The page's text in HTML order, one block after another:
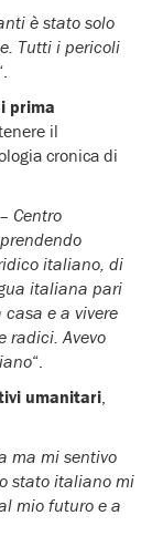
è stato solo
Tutti i pericoli
prima
il
cronica di
Centro
italiano, di
italiana pari
e a vivere
radici. Avevo
“.
umanitari,
ma mi sentivo
stato italiano mi
mio futuro e a